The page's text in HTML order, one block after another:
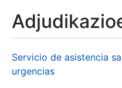
Servicio de asistencia
urgencias